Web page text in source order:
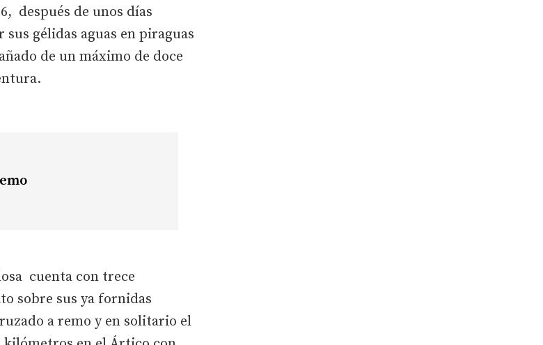
después de unos días
gélidas aguas en piraguas
de un máximo de doce
cuenta con trece
sobre sus ya fornidas
a remo y en solitario el